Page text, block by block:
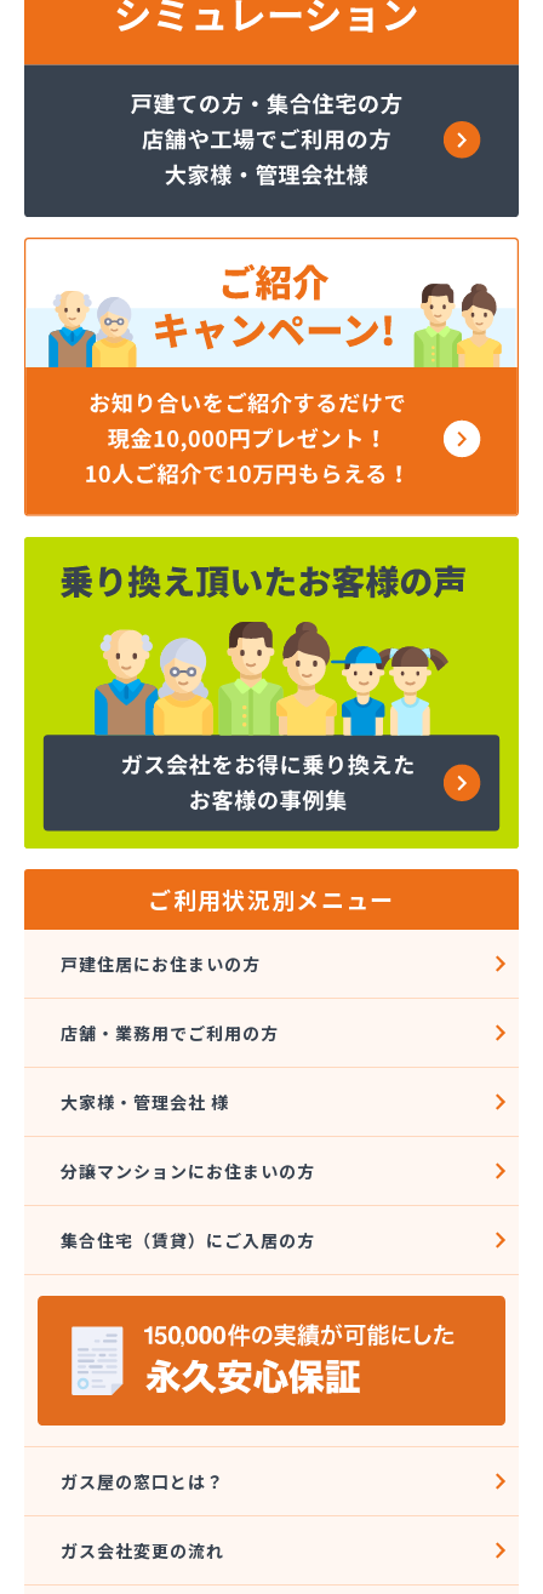
ご利用状況別メニュー
戸建住居にお住まいの方
店舗・業務用でご利用の方
大家様・管理会社 様
分譲マンションにお住まいの方
集合住宅（賃貸）にご入居の方
ガス屋の窓口とは？
ガス会社変更の流れ